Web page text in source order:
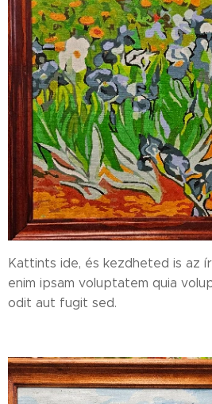
Kattints ide, és kezdheted is az
enim ipsam voluptatem quia
odit aut fugit sed.